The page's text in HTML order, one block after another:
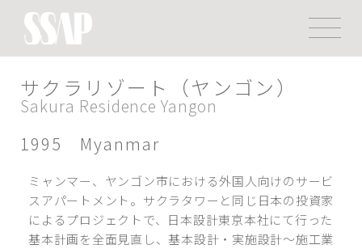
サクラリゾート（ヤンゴン）
Sakura Residence Yangon
1995 Myanmar
ミャンマー、ヤンゴン市における外国人向けのサービ
スアパートメント。サクラタワーと同じ日本の投資家
によるプロジェクトで、日本設計東京本社にて行った
基本計画を全面見直し、基本設計・実施設計～施工業